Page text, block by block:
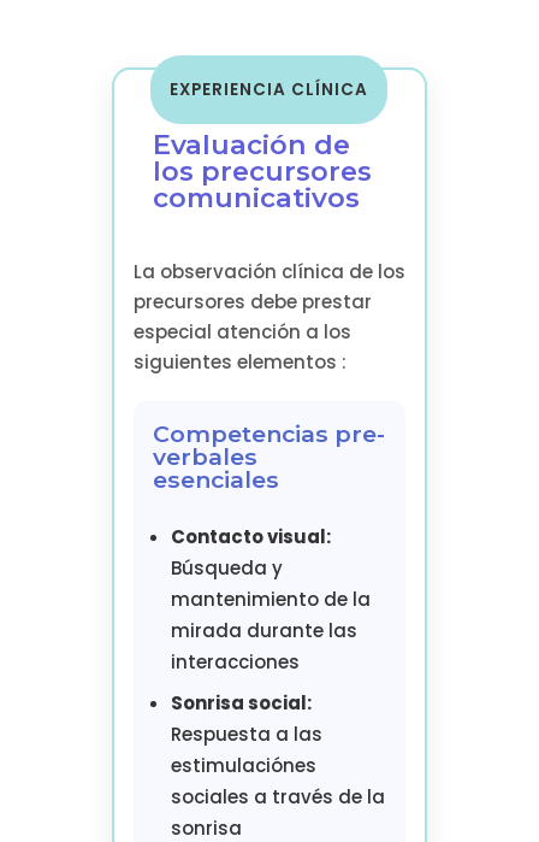
EXPERIENCIA CLÍNICA
Evaluación de
los precursores
comunicativos
La observación clínica de los
precursores debe prestar
especial atención a los
siguientes elementos :
Competencias pre-
verbales
esenciales
Contacto visual:
Búsqueda y
mantenimiento de la
mirada durante las
interacciones
Sonrisa social:
Respuesta a las
estimulaciónes
sociales a través de la
sonrisa